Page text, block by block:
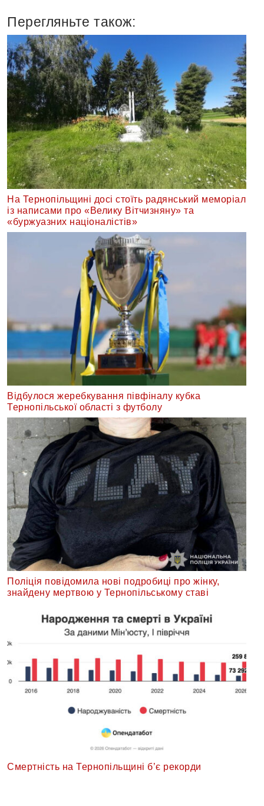
Перегляньте також:
На Тернопільщині досі стоїть радянський меморіал
із написами про «Велику Вітчизняну» та
«буржуазних націоналістів»
Відбулося жеребкування півфіналу кубка
Тернопільської області з футболу
Поліція повідомила нові подробиці про жінку,
знайдену мертвою у Тернопільському ставі
Смертність на Тернопільщині б’є рекорди